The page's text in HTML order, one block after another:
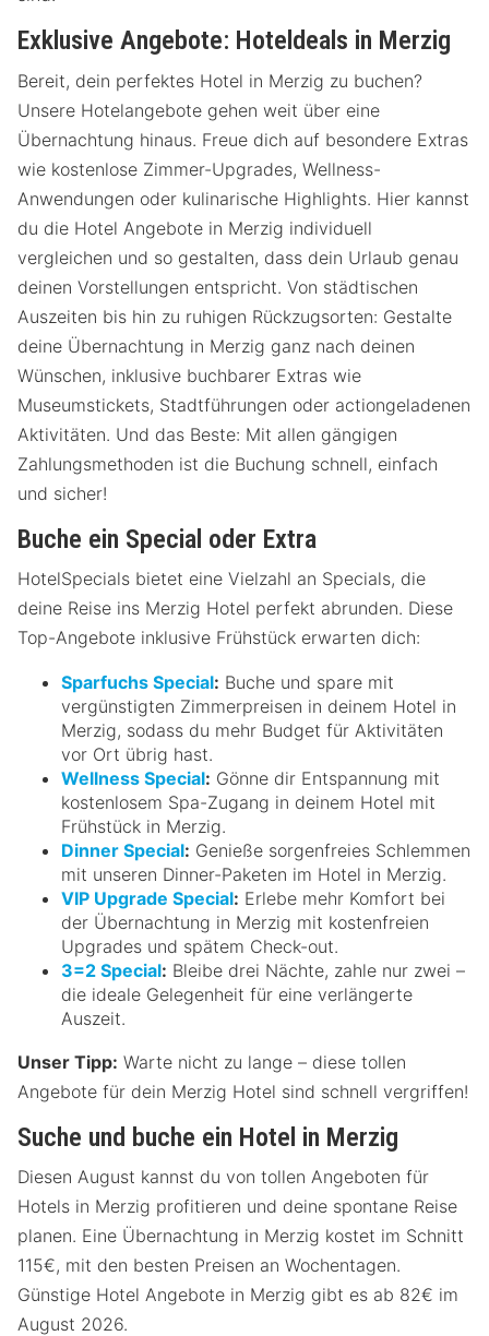
Exklusive Angebote: Hoteldeals in Merzig
Bereit, dein perfektes Hotel in Merzig zu buchen?
Unsere Hotelangebote gehen weit über eine
Übernachtung hinaus. Freue dich auf besondere Extras
wie kostenlose Zimmer-Upgrades, Wellness-
Anwendungen oder kulinarische Highlights. Hier kannst
du die Hotel Angebote in Merzig individuell
vergleichen und so gestalten, dass dein Urlaub genau
deinen Vorstellungen entspricht. Von städtischen
Auszeiten bis hin zu ruhigen Rückzugsorten: Gestalte
deine Übernachtung in Merzig ganz nach deinen
Wünschen, inklusive buchbarer Extras wie
Museumstickets, Stadtführungen oder actiongeladenen
Aktivitäten. Und das Beste: Mit allen gängigen
Zahlungsmethoden ist die Buchung schnell, einfach
und sicher!
Buche ein Special oder Extra
HotelSpecials bietet eine Vielzahl an Specials, die
deine Reise ins Merzig Hotel perfekt abrunden. Diese
Top-Angebote inklusive Frühstück erwarten dich:
Sparfuchs Special: Buche und spare mit
vergünstigten Zimmerpreisen in deinem Hotel in
Merzig, sodass du mehr Budget für Aktivitäten
vor Ort übrig hast.
Wellness Special: Gönne dir Entspannung mit
kostenlosem Spa-Zugang in deinem Hotel mit
Frühstück in Merzig.
Dinner Special: Genieße sorgenfreies Schlemmen
mit unseren Dinner-Paketen im Hotel in Merzig.
VIP Upgrade Special: Erlebe mehr Komfort bei
der Übernachtung in Merzig mit kostenfreien
Upgrades und spätem Check-out.
3=2 Special: Bleibe drei Nächte, zahle nur zwei –
die ideale Gelegenheit für eine verlängerte
Auszeit.
Unser Tipp: Warte nicht zu lange – diese tollen
Angebote für dein Merzig Hotel sind schnell vergriffen!
Suche und buche ein Hotel in Merzig
Diesen August kannst du von tollen Angeboten für
Hotels in Merzig profitieren und deine spontane Reise
planen. Eine Übernachtung in Merzig kostet im Schnitt
115€, mit den besten Preisen an Wochentagen.
Günstige Hotel Angebote in Merzig gibt es ab 82€ im
August 2026.